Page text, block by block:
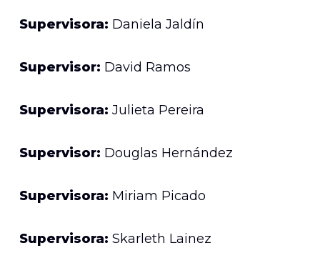
Supervisora: Daniela Jaldín
Supervisor: David Ramos
Supervisora: Julieta Pereira
Supervisor: Douglas Hernández
Supervisora: Miriam Picado
Supervisora: Skarleth Lainez